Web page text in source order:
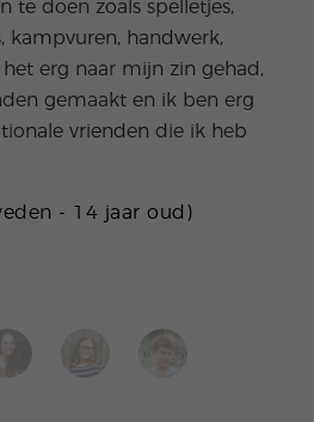
te doen zoals spelletjes,
kampvuren, handwerk,
erg naar mijn zin gehad,
gemaakt en ik ben erg
vrienden die ik heb
- 14 jaar oud)